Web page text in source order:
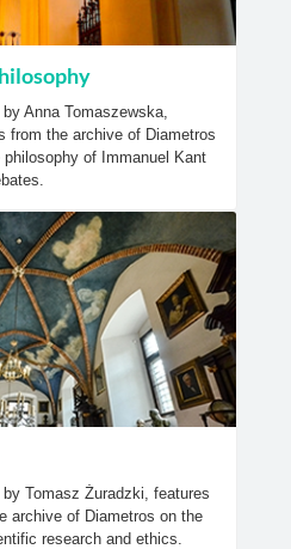
Anna Tomaszewska,
from the archive of Diametros
of Immanuel Kant
Tomasz Żuradzki, features
archive of Diametros on the
research and ethics.